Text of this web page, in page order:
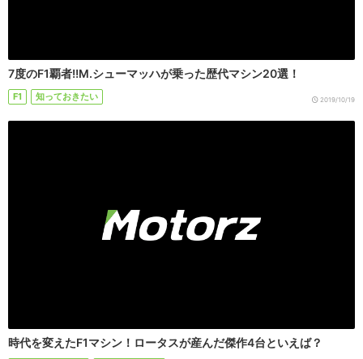
7度のF1覇者!!M.シューマッハが乗った歴代マシン20選！
F1 知っておきたい 2019/10/19
時代を変えたF1マシン！ロータスが産んだ傑作4台といえば？